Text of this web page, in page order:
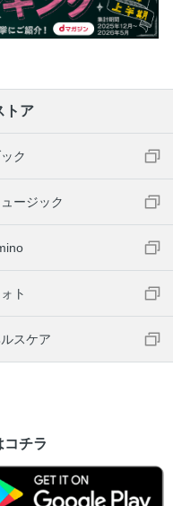
トア
ク
ージック
ト
スケア
チラ